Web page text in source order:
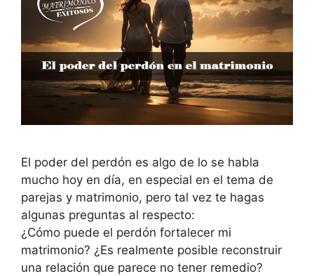
El poder del perdón es algo de lo se habla
mucho hoy en día, en especial en el tema de
parejas y matrimonio, pero tal vez te hagas
algunas preguntas al respecto:
¿Cómo puede el perdón fortalecer mi
matrimonio? ¿Es realmente posible reconstruir
una relación que parece no tener remedio?